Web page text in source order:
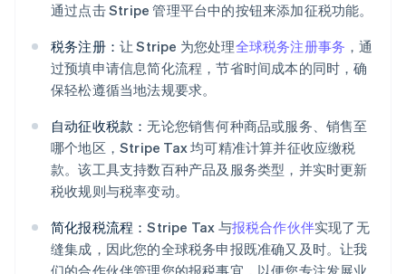
通过点击 Stripe 管理平台中的按钮来添加征税功能。
税务注册： 让 Stripe 为您处理全球税务注册事务 ，通
过预填申请信息简化流程，节省时间成本的同时，确
保轻松遵循当地法规要求。
自动征收税款：无论您销售何种商品或服务、销售至
哪个地区，Stripe Tax 均可精准计算并征收应缴税
款。该工具支持数百种产品及服务类型，并实时更新
税收规则与税率变动。
简化报税流程：Stripe Tax 与报税合作伙伴实现了无
缝集成，因此您的全球税务申报既准确又及时。让我
阿联酋
English
爱尔兰
English
English
奥地利
Deutsch English